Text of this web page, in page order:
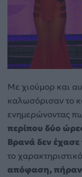
Με χιούμορ και
καλωσόρισαν το
ενημερώνοντας
περίπου δύο
Βρανά δεν έχασε
το
απόφαση, πήραν